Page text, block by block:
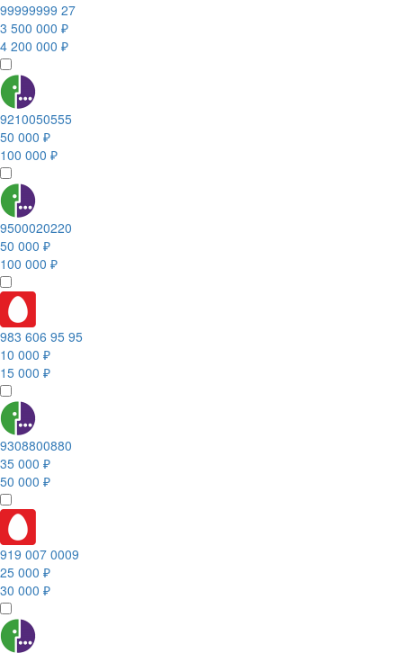
99999999 27
3 500 000 ₽
4 200 000 ₽
9210050555
50 000 ₽
100 000 ₽
9500020220
50 000 ₽
100 000 ₽
983 606 95 95
10 000 ₽
15 000 ₽
9308800880
35 000 ₽
50 000 ₽
919 007 0009
25 000 ₽
30 000 ₽